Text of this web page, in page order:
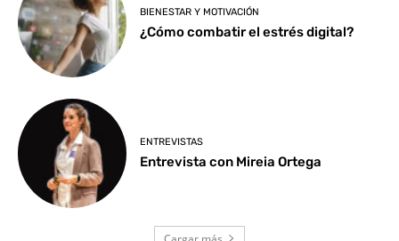
BIENESTAR Y MOTIVACIÓN
¿Cómo combatir el estrés digital?
ENTREVISTAS
Entrevista con Mireia Ortega